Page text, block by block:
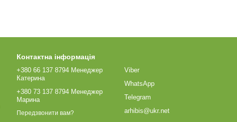
Контактна інформація
+380 66 137 8794 Менеджер
Катерина
+380 73 137 8794 Менеджер
Марина
Передзвонити вам?
Viber
WhatsApp
Telegram
arhibis@ukr.net